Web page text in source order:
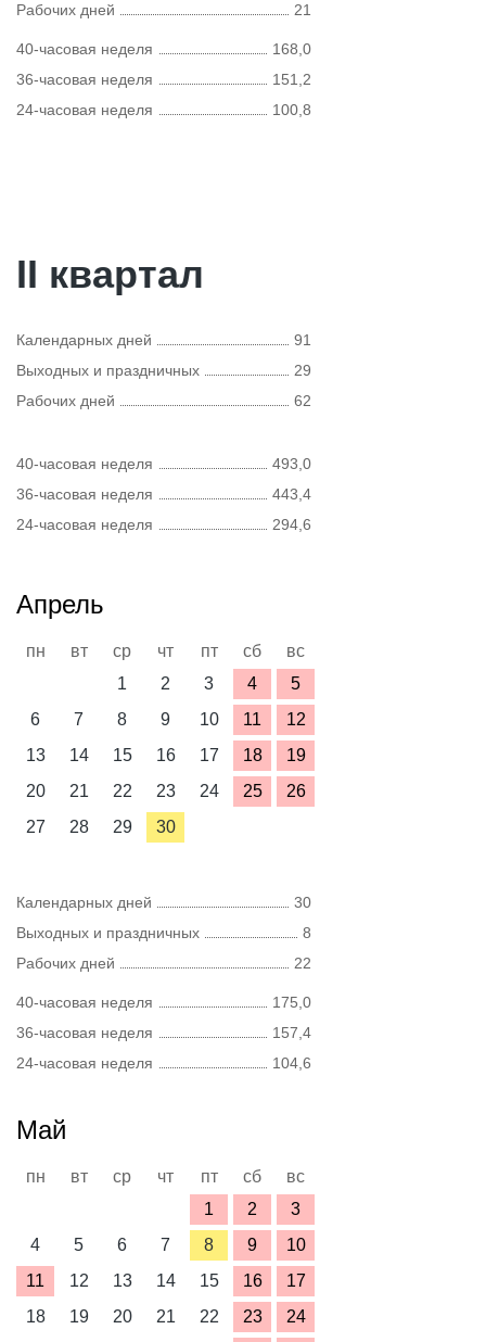
Рабочих дней
21
40-часовая неделя
168,0
36-часовая неделя
151,2
24-часовая неделя
100,8
II квартал
Календарных дней
91
Выходных и праздничных
29
Рабочих дней
62
40-часовая неделя
493,0
36-часовая неделя
443,4
24-часовая неделя
294,6
Апрель
пн вт ср чт пт сб
вс
1
2 3 4
5
6
7 8 9 10 11
12
13
14 15 16 17 18
19
20
21 22 23 24 25
26
27
28 29 30
Календарных дней
30
Выходных и праздничных
8
Рабочих дней
22
40-часовая неделя
175,0
36-часовая неделя
157,4
24-часовая неделя
104,6
Май
пн вт ср чт пт сб
вс
1
2
3
4
5 6 7 8 9
10
11
12 13 14 15 16
17
18
19 20 21 22 23
24